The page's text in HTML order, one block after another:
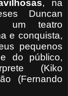
, na
Duncan
um teatro
e conquista,
pequenos
do público,
(Kiko
(Fernando